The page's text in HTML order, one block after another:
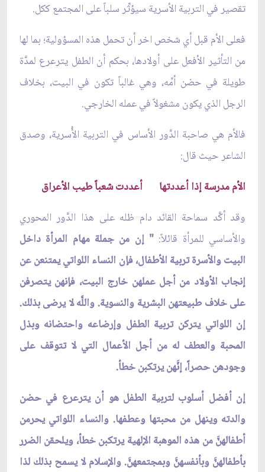
تقصير في التربية الأسرية سيؤثِّر سلباً على المجتمع ككل.
فعلى الأم قبل أي شخص اخر أن تحمل هذه المسؤولية؛ بما لها
من التأثير الأفعل على أولادها، بحكم أن الطفل يترعرع لمدَّة
طويلة في حضن أمِّه، وهي غالباً تكون في البيت، بخلاف
الرجل الذي يكون مشغولاً في عمله الخارجي.
فالأم هي صاحبة الدَّور الأساس في التربية الأُسرية، وصدق
الشاعر حيث قال:
الأم مدرسة إذا أعددتها أعددت شعباً طيب الأعراق
وقد أكَّد سماحة القائد دام ظله على هذا الدَّور المحوري
والأساسي للمرأة قائلاً: " إن من جملة مهام المرأة داخل
البيت والأسرة تربية الأطفال، فإن النساء اللواتي يمتنعن عن
إنجاب الأولاد من أجل عملهن خارج البيت، فإنهن يتصرفن
على خلاف طبيعتهن البشرية والنسوية. واللَّه لا يرضى بذلك.
إن اللواتي يتركن تربية الطفل وإرضاعه واحتضانه وبذل
المحبة والعطف له من أجل الأعمال التي لا تتوقف على
وجودهن حصراً، إنَّهن يرتكبن خطأ.
إن أفضل أسلوب لتربية الطفل هو أن يترعرع في حضن
والدته وينهل من محبتها وعطفها. والنساء اللواتي يحرمن
أطفالهنّ‏َ من هذه الموهبة الإلهية يرتكبن خطأ، ويلحقن الضرر
بأطفالهنّ‏َ وبأنفسهنّ‏َ وبمجتمعهنّ‏َ. والإسلام لا يسمح بذلك لذا